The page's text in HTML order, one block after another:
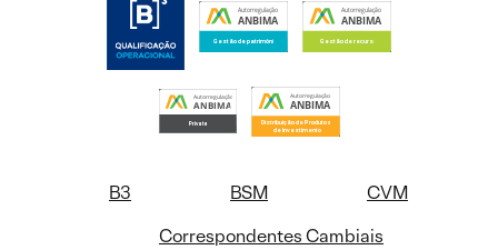
B3 BSM
CVM
Correspondentes Cambiais